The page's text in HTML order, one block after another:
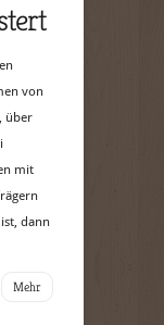
von
über
mit
dann
Mehr